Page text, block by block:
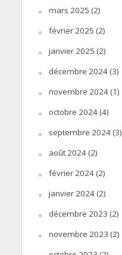
mars 2025 (2)
février 2025 (2)
janvier 2025 (2)
décembre 2024(3)
novembre 2024(1)
octobre 2024(4)
septembre 2024(3)
août 2024(2)
février 2024(2)
janvier 2024(2)
décembre 2023 (2)
novembre 2023 (2)